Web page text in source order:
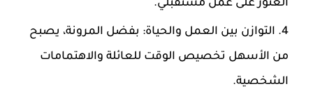
العثور على عمل مستقبلي.
التوازن بين العمل والحياة: بفضل المرونة، يصبح
من الأسهل تخصيص الوقت للعائلة والاهتمامات
الشخصية.